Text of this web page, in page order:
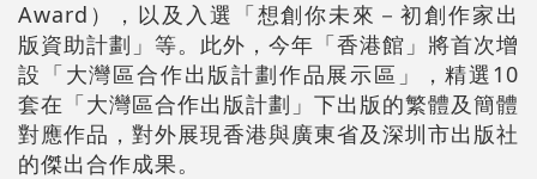
Award），以及入選「想創你未來－初創作家出
版資助計劃」等。此外，今年「香港館」將首次增
設「大灣區合作出版計劃作品展示區」，精選10
套在「大灣區合作出版計劃」下出版的繁體及簡體
對應作品，對外展現香港與廣東省及深圳市出版社
的傑出合作成果。